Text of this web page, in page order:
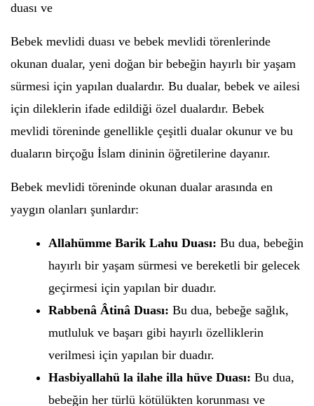
duası ve
Bebek mevlidi duası ve bebek mevlidi törenlerinde
okunan dualar, yeni doğan bir bebeğin hayırlı bir yaşam
sürmesi için yapılan dualardır. Bu dualar, bebek ve ailesi
için dileklerin ifade edildiği özel dualardır. Bebek
mevlidi töreninde genellikle çeşitli dualar okunur ve bu
duaların birçoğu İslam dininin öğretilerine dayanır.
Bebek mevlidi töreninde okunan dualar arasında en
yaygın olanları şunlardır:
Allahümme Barik Lahu Duası: Bu dua, bebeğin
hayırlı bir yaşam sürmesi ve bereketli bir gelecek
geçirmesi için yapılan bir duadır.
Rabbenâ Âtinâ Duası: Bu dua, bebeğe sağlık,
mutluluk ve başarı gibi hayırlı özelliklerin
verilmesi için yapılan bir duadır.
Hasbiyallahü la ilahe illa hüve Duası: Bu dua,
bebeğin her türlü kötülükten korunması ve